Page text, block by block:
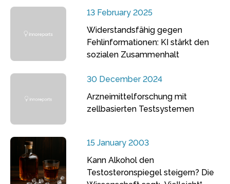
13 February 2025
Widerstandsfähig gegen
Fehlinformationen: KI stärkt den
sozialen Zusammenhalt
30 December 2024
Arzneimittelforschung mit
zellbasierten Testsystemen
15 January 2003
Kann Alkohol den
Testosteronspiegel steigern? Die